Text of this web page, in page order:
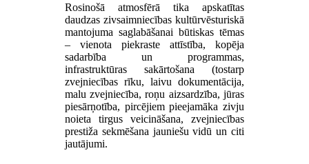
Rosinošā atmosfērā tika apskatītas
daudzas zivsaimniecības kultūrvēsturiskā
mantojuma saglabāšanai būtiskas tēmas
– vienota piekraste attīstība, kopēja
sadarbība un programmas,
infrastruktūras sakārtošana (tostarp
zvejniecības rīku, laivu dokumentācija,
malu zvejniecība, roņu aizsardzība, jūras
piesārņotība, pircējiem pieejamāka zivju
noieta tirgus veicināšana, zvejniecības
prestiža sekmēšana jauniešu vidū un citi
jautājumi.